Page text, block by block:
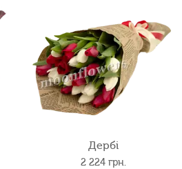
Дербі
2 224 грн.